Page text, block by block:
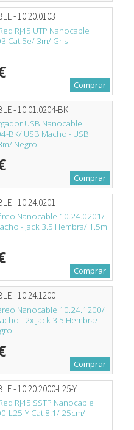
- 10.20.0103
RJ45 UTP Nanocable
Cat.5e/ 3m/ Gris
Comprar
- 10.01.0204-BK
USB Nanocable
BK/ USB Macho - USB
Negro
Comprar
- 10.24.0201
Nanocable 10.24.0201/
- Jack 3.5 Hembra/ 1.5m
Comprar
- 10.24.1200
Nanocable 10.24.1200/
- 2x Jack 3.5 Hembra/
Comprar
- 10.20.2000-L25-Y
RJ45 SSTP Nanocable
L25-Y Cat.8.1/ 25cm/